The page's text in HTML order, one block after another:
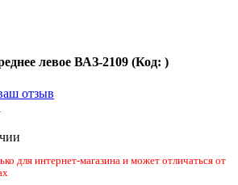
левое ВАЗ-2109 (Код: )
отзыв
для интернет-магазина и может отличаться от